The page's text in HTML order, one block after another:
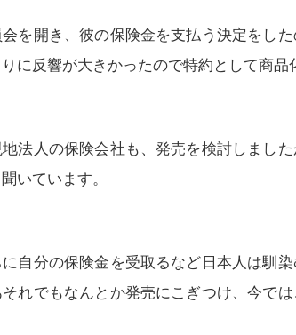
を開き、彼の保険金を支払う決定をし
に反響が大きかったので特約として商品
法人の保険会社も、発売を検討しまし
いています。
自分の保険金を受取るなど日本人は馴
れでもなんとか発売にこぎつけ、今で